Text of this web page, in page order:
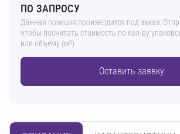
ПО ЗАПРОСУ
Данная позиция производится под заказ.
чтобы посчитать стоимость по кол-ву
или объему (м³)
Оставить заявку